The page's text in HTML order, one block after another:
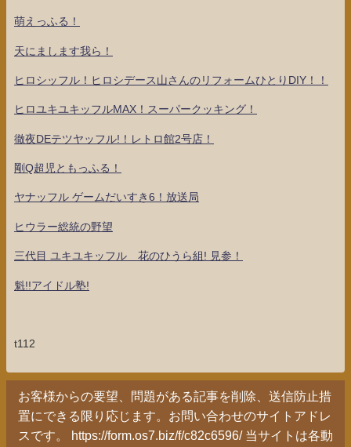
萌えっふる！
天にまします我ら！
ヒロシッフル！ヒロシデース山さんのリフォームひとりDIY！！
ヒロユキユキッフルMAX！スーパークッキング！
徹夜DEテツヤッフル!！レトロ館2号店！
剛Q超児ともっふる！
ヤナッフル ゲームだいすき6！放送局
ヒウラー総統の野望
三代目 ユキユキッフル 花のひうら組! 見参！
魁!!アイドル塾!
t112
お客様からの要望、問題がある記事を削除、送信防止措
置にできる限り応じます。お問い合わせのサイトアドレ
スです。 https://form.os7.biz/f/c82c6596/ 当サイトは各動